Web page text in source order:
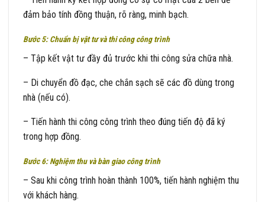
đảm bảo tính đồng thuận, rõ ràng, minh bạch.
Bước 5: Chuẩn bị vật tư và thi công công trình
– Tập kết vật tư đầy đủ trước khi thi công sửa chữa nhà.
– Di chuyển đồ đạc, che chắn sạch sẽ các đồ dùng trong
nhà (nếu có).
– Tiến hành thi công công trình theo đúng tiến độ đã ký
trong hợp đồng.
Bước 6: Nghiệm thu và bàn giao công trình
– Sau khi công trình hoàn thành 100%, tiến hành nghiệm thu
với khách hàng.